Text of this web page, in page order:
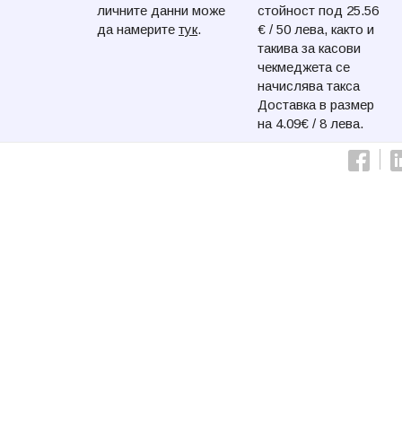
личните данни може
да намерите тук.
стойност под 25.56
€ / 50 лева, както и
такива за касови
чекмеджета се
начислява такса
Доставка в размер
на 4.09€ / 8 лева.